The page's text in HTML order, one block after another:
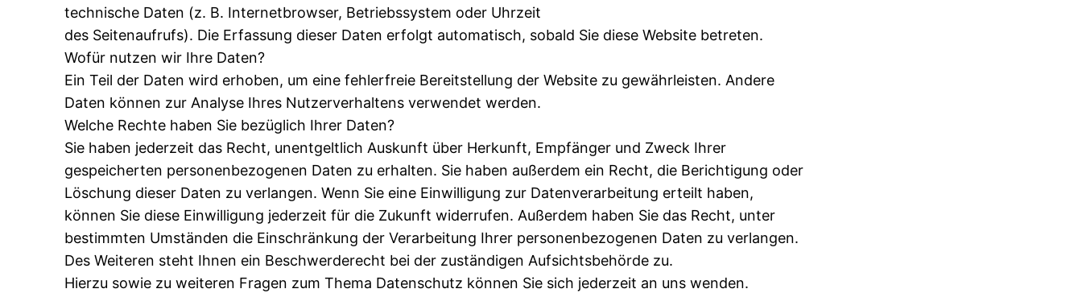
technische Daten (z. B. Internetbrowser, Betriebssystem oder Uhrzeit
des Seitenaufrufs). Die Erfassung dieser Daten erfolgt automatisch, sobald Sie diese Website betreten.
Wofür nutzen wir Ihre Daten?
Ein Teil der Daten wird erhoben, um eine fehlerfreie Bereitstellung der Website zu gewährleisten. Andere
Daten können zur Analyse Ihres Nutzerverhaltens verwendet werden.
Welche Rechte haben Sie bezüglich Ihrer Daten?
Sie haben jederzeit das Recht, unentgeltlich Auskunft über Herkunft, Empfänger und Zweck Ihrer
gespeicherten personenbezogenen Daten zu erhalten. Sie haben außerdem ein Recht, die Berichtigung oder
Löschung dieser Daten zu verlangen. Wenn Sie eine Einwilligung zur Datenverarbeitung erteilt haben,
können Sie diese Einwilligung jederzeit für die Zukunft widerrufen. Außerdem haben Sie das Recht, unter
bestimmten Umständen die Einschränkung der Verarbeitung Ihrer personenbezogenen Daten zu verlangen.
Des Weiteren steht Ihnen ein Beschwerderecht bei der zuständigen Aufsichtsbehörde zu.
Hierzu sowie zu weiteren Fragen zum Thema Datenschutz können Sie sich jederzeit an uns wenden.